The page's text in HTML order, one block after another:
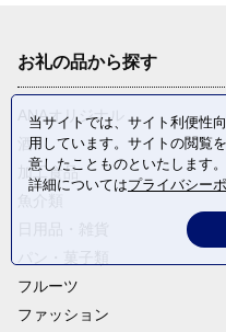
お礼の品から探す
ANAオリジナル
酒
加工食品
フルーツ
ファッション
当サイトでは、サイト利便性
用しています。サイトの閲覧
意したことものといたします。
詳細についてはプライバシー